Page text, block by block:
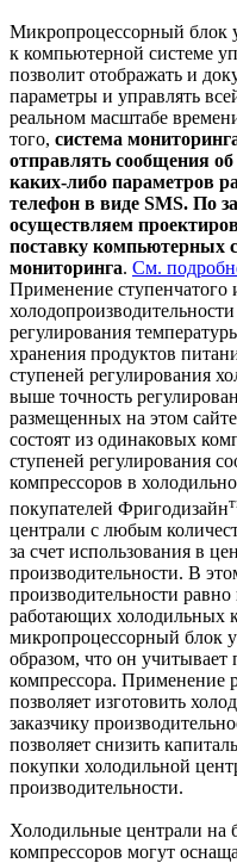
Микропроцессорный блок
к компьютерной системе
позволит отображать и
параметры и управлять
реальном масштабе
того, система
отправлять сообщения
каких-либо параметров
телефон в виде SMS. По
осуществляем
поставку компьютерных
мониторинга. См.
Применение ступенчатого
регулирования
хранения продуктов
ступеней регулирования
выше точность
размещенных на этом
состоят из одинаковых
ступеней регулирования
компрессоров в
покупателей Фригодизайн
централи с любым
за счет использования в
производительности. В
производительности
работающих холодильных
микропроцессорный блок
образом, что он учитывает
компрессора. Применение
позволяет изготовить
заказчику
позволяет снизить
покупки холодильной
производительности.
Холодильные централи на
компрессоров могут